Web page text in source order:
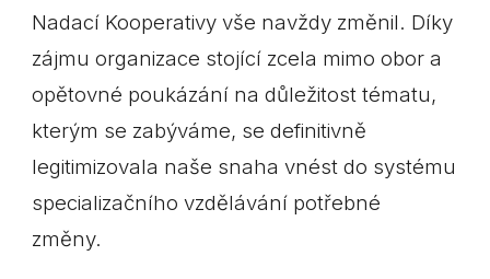
Nadací Kooperativy vše navždy změnil. Díky
zájmu organizace stojící zcela mimo obor a
opětovné poukázání na důležitost tématu,
kterým se zabýváme, se definitivně
legitimizovala naše snaha vnést do systému
specializačního vzdělávání potřebné
změny.